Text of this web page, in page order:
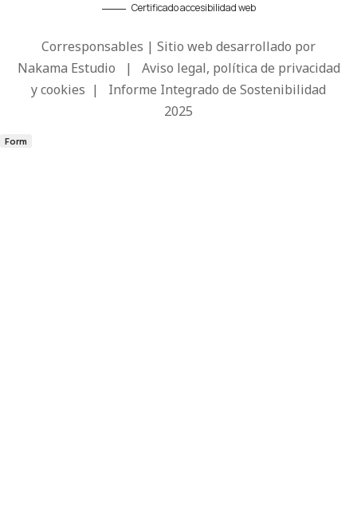
Certificado accesibilidad web
Corresponsables | Sitio web desarrollado por
Nakama Estudio | Aviso legal, política de privacidad
y cookies | Informe Integrado de Sostenibilidad
2025
Form